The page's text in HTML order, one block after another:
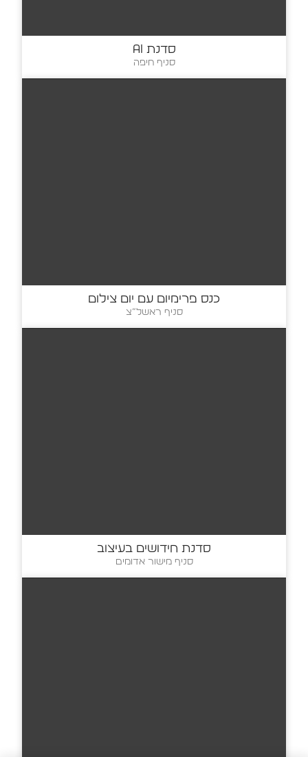
סדנת AI
סניף חיפה
כנס פרימיום עם יום צילום
סניף ראשל”צ
סדנת חידושים בעיצוב
סניף מישור אדומים